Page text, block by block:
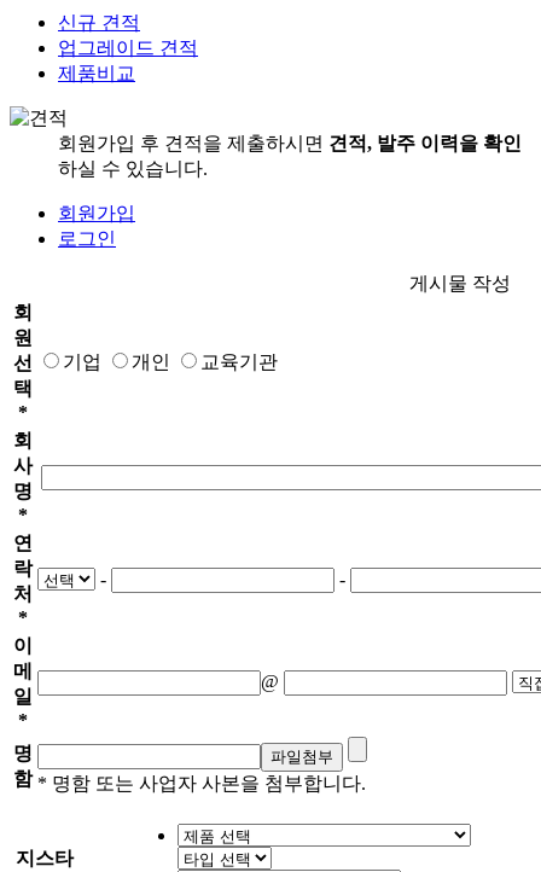
신규 견적
업그레이드 견적
제품비교
회원가입 후 견적을 제출하시면 견적, 발주 이력을 확인
하실 수 있습니다.
회원가입
로그인
게시물 작성
회
원
선
택
*
기업 개인 교육기관
회
사
명
*
연
락
처
*
- -
이
메
일
*
@
명
함 * 명함 또는 사업자 사본을 첨부합니다.
지스타